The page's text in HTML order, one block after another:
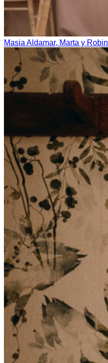
Masia Aldamar, Marta y Robin